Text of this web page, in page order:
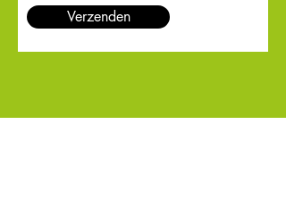
Verzenden